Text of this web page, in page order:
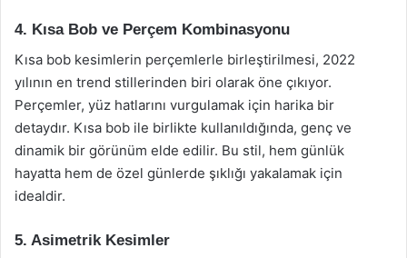
4. Kısa Bob ve Perçem Kombinasyonu
Kısa bob kesimlerin perçemlerle birleştirilmesi, 2022
yılının en trend stillerinden biri olarak öne çıkıyor.
Perçemler, yüz hatlarını vurgulamak için harika bir
detaydır. Kısa bob ile birlikte kullanıldığında, genç ve
dinamik bir görünüm elde edilir. Bu stil, hem günlük
hayatta hem de özel günlerde şıklığı yakalamak için
idealdir.
5. Asimetrik Kesimler